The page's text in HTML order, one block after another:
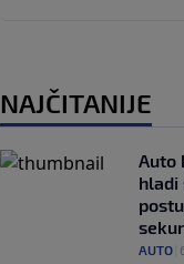
NAJČITANIJE
Auto
hladi
AUTO